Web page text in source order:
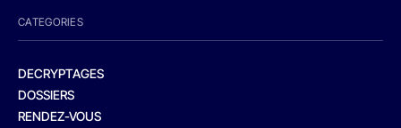
CATEGORIES
DECRYPTAGES
DOSSIERS
RENDEZ-VOUS